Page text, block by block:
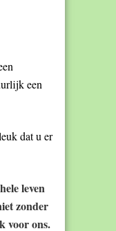
een
dat u er
leven
zonder
voor ons.